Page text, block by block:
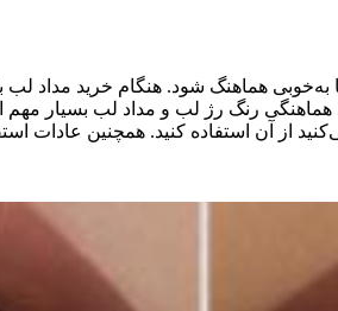
هماهنگ شود. هنگام خرید مداد
رنگ رژ لب و مداد لب بسیار
از آن استفاده کنید. همچنین عادات